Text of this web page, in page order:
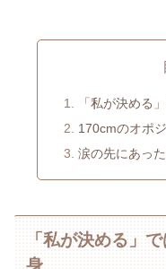
「私が決める
170cmのオポ
涙の先にあった
「私が決める」
身